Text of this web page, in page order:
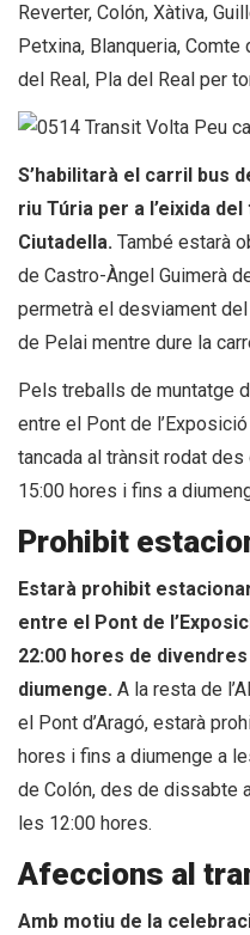
Reverter, Colón, Xàtiva,
Petxina, Blanqueria,
del Real, Pla del Real per
S’habilitarà el carril bus
riu Túria per a l’eixida
Ciutadella. També estarà
de Castro-Àngel Guimerà
permetrà el desviament
de Pelai mentre dure la
Pels treballs de muntatge
entre el Pont de
tancada al trànsit rodat
15:00 hores i fins a
Prohibit
Estarà prohibit
entre el Pont de
22:00 hores de
diumenge. A la resta de
el Pont d’Aragó, estarà
hores i fins a diumenge a
de Colón, des de dissabte
les 12:00 hores.
Afeccions al
Amb motiu de la